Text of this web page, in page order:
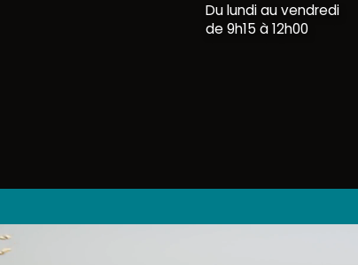
Du lundi au vendredi
de 9h15 à 12h00